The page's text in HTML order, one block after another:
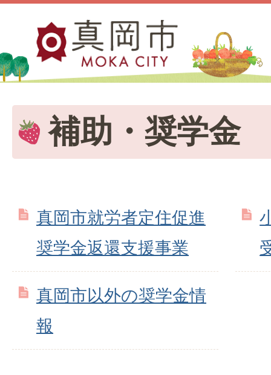
補助・奨学金
真岡市就労者定住促進
奨学金返還支援事業
真岡市以外の奨学金情
報